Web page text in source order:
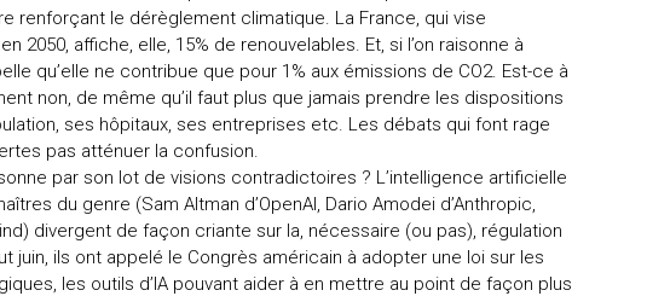
renforçant le dérèglement climatique. La France, qui vise
2050, affiche, elle, 15% de renouvelables. Et, si l’on raisonne à
qu’elle ne contribue que pour 1% aux émissions de CO2. Est-ce à
non, de même qu’il faut plus que jamais prendre les dispositions
ses hôpitaux, ses entreprises etc. Les débats qui font rage
pas atténuer la confusion.
par son lot de visions contradictoires ? L’intelligence artificielle
du genre (Sam Altman d’OpenAI, Dario Amodei d’Anthropic,
divergent de façon criante sur la, nécessaire (ou pas), régulation
juin, ils ont appelé le Congrès américain à adopter une loi sur les
les outils d’IA pouvant aider à en mettre au point de façon plus